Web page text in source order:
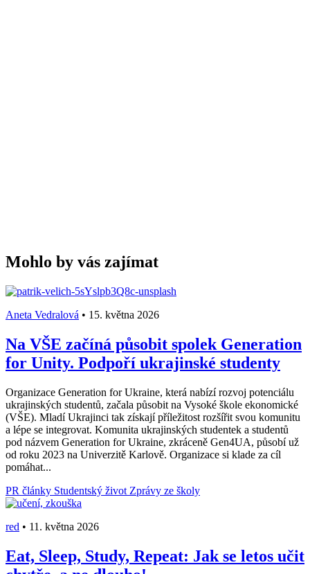
Mohlo by vás zajímat
Aneta Vedralová • 15. května 2026
Na VŠE začíná působit spolek Generation
for Unity. Podpoří ukrajinské studenty
Organizace Generation for Ukraine, která nabízí rozvoj potenciálu
ukrajinských studentů, začala působit na Vysoké škole ekonomické
(VŠE). Mladí Ukrajinci tak získají příležitost rozšířit svou komunitu
a lépe se integrovat. Komunita ukrajinských studentek a studentů
pod názvem Generation for Ukraine, zkráceně Gen4UA, působí už
od roku 2023 na Univerzitě Karlově. Organizace si klade za cíl
pomáhat...
PR články Studentský život Zprávy ze školy
red • 11. května 2026
Eat, Sleep, Study, Repeat: Jak se letos učit